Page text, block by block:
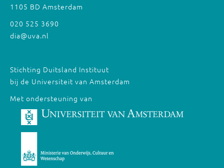
1105 BD Amsterdam
020 525 3690
dia@uva.nl
Stichting Duitsland Instituut
bij de Universiteit van Amsterdam
Met ondersteuning van